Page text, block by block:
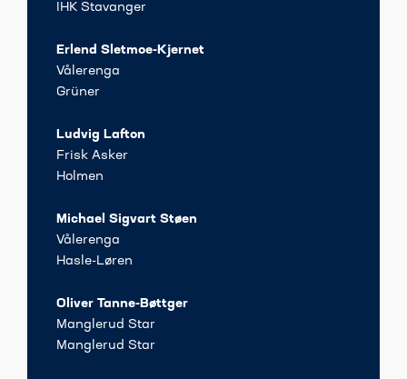
IHK Stavanger
Erlend Sletmoe-Kjernet
Vålerenga
Grüner
Ludvig Lafton
Frisk Asker
Holmen
Michael Sigvart Støen
Vålerenga
Hasle-Løren
Oliver Tanne-Bøttger
Manglerud Star
Manglerud Star